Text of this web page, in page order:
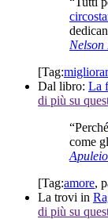
Nelson
[Tag:
Dal libro: La
di più su
“Perché
come
Apuleio
[Tag:amore,
La trovi in
di più su